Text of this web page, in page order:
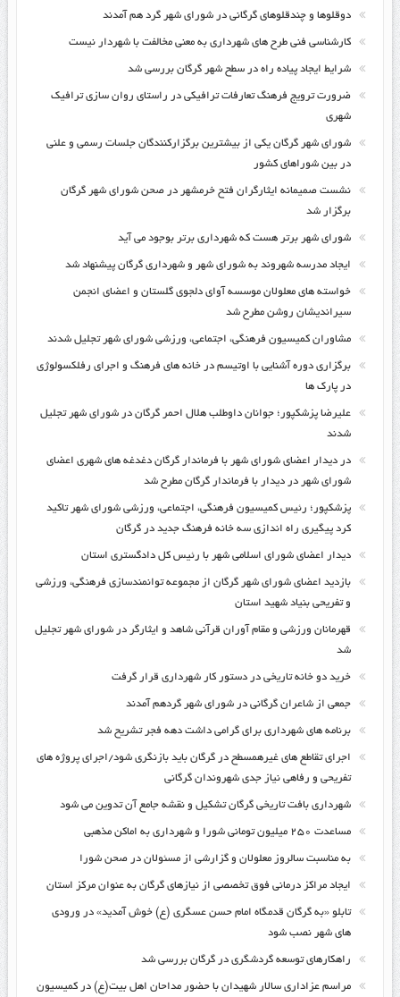
دوقلوها و چندقلوهای گرگانی در شورای شهر گرد هم آمدند
کارشناسی فنی طرح های شهرداری به معنی مخالفت با شهردار نیست
شرایط ایجاد پیاده راه در سطح شهر گرگان بررسی شد
ضرورت ترویج فرهنگ تعارفات ترافیکی در راستای روان سازی ترافیک
شهری
شورای شهر گرگان یکی از بیشترین برگزارکنندگان جلسات رسمی و علنی
در بین شوراهای کشور
نشست صمیمانه ایثارگران فتح خرمشهر در صحن شورای شهر گرگان
برگزار شد
شورای شهر برتر هست که شهرداری برتر بوجود می آید
ایجاد مدرسه شهروند به شورای شهر و شهرداری گرگان پیشنهاد شد
خواسته های معلولان موسسه آوای دلجوی گلستان و اعضای انجمن
سیراندیشان روشن مطرح شد
مشاوران کمیسیون فرهنگی، اجتماعی، ورزشی شورای شهر تجلیل شدند
برگزاری دوره آشنایی با اوتیسم در خانه های فرهنگ و اجرای رفلکسولوژی
در پارک ها
علیرضا پزشکپور؛ جوانان داوطلب هلال احمر گرگان در شورای شهر تجلیل
شدند
در دیدار اعضای شورای شهر با فرماندار گرگان دغدغه های شهری اعضای
شورای شهر در دیدار با فرماندار گرگان مطرح شد
پزشکپور؛ رئیس کمیسیون فرهنگی، اجتماعی، ورزشی شورای شهر تاکید
کرد پیگیری راه اندازی سه خانه فرهنگ جدید در گرگان
دیدار اعضای شورای اسلامی شهر با رئیس کل دادگستری استان
بازدید اعضای شورای شهر گرگان از مجموعه توانمندسازی فرهنگی، ورزشی
و تفریحی بنیاد شهید استان
قهرمانان ورزشی و مقام آوران قرآنی شاهد و ایثارگر در شورای شهر تجلیل
شد
خرید دو خانه تاریخی در دستور کار شهرداری قرار گرفت
جمعی از شاعران گرگانی در شورای شهر گردهم آمدند
برنامه های شهرداری برای گرامی داشت دهه فجر تشریح شد
اجرای تقاطع های غیرهمسطح در گرگان باید بازنگری شود/اجرای پروژه های
تفریحی و رفاهی نیاز جدی شهروندان گرگانی
شهرداری بافت تاریخی گرگان تشکیل و نقشه جامع آن تدوین می شود
مساعدت ۲۵۰ میلیون تومانی شورا و شهرداری به اماکن مذهبی
به مناسبت سالروز معلولان و گزارشی از مسئولان در صحن شورا
ایجاد مراکز درمانی فوق تخصصی از نیازهای گرگان به عنوان مرکز استان
تابلو «به گرگان قدمگاه امام حسن عسگری (ع) خوش آمدید» در ورودی
های شهر نصب شود
راهکارهای توسعه گردشگری در گرگان بررسی شد
مراسم عزاداری سالار شهیدان با حضور مداحان اهل بیت(ع) در کمیسیون